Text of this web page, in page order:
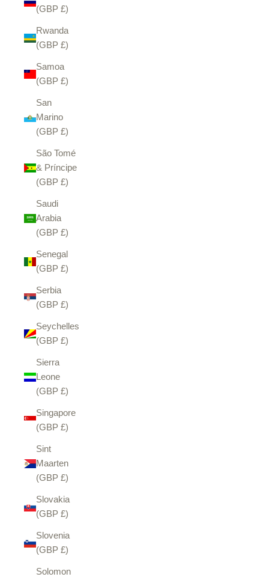
(GBP £)
Rwanda
(GBP £)
Samoa
(GBP £)
San
Marino
(GBP £)
São Tomé
& Príncipe
(GBP £)
Saudi
Arabia
(GBP £)
Senegal
(GBP £)
Serbia
(GBP £)
Seychelles
(GBP £)
Sierra
Leone
(GBP £)
Singapore
(GBP £)
Sint
Maarten
(GBP £)
Slovakia
(GBP £)
Slovenia
(GBP £)
Solomon